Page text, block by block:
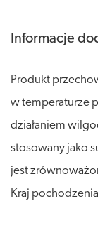
Informacje
Produkt
w temperaturze
działaniem
stosowany jako
jest
Kraj